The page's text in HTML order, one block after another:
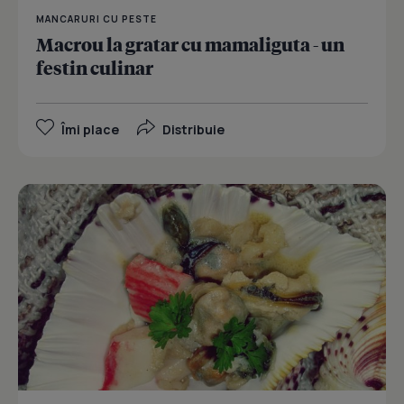
MANCARURI CU PESTE
Macrou la gratar cu mamaliguta - un
festin culinar
Îmi place Distribuie